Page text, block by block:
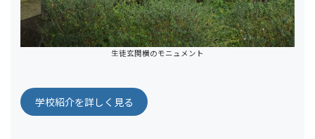
生徒玄関横のモニュメント
学校紹介を詳しく見る